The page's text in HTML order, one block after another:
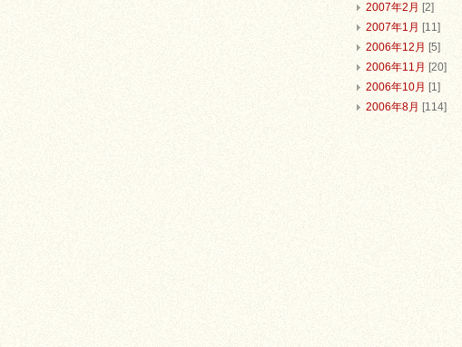
2007年2月 [2]
2007年1月 [11]
2006年12月 [5]
2006年11月 [20]
2006年10月 [1]
2006年8月 [114]